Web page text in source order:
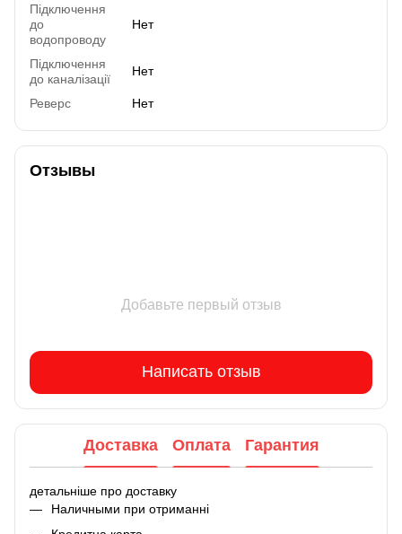
Підключення
до
водопроводу
Нет
Підключення
до каналізації
Нет
Реверс Нет
Отзывы
Добавьте первый отзыв
Написать отзыв
Доставка Оплата Гарантия
детальніше про доставку
Наличными при отриманні